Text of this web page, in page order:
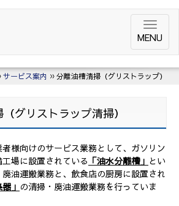
MENU
サービス案内 分離油槽清掃（グリストラップ）
グリストラップ清掃）
様向けのサービス業務として、ガソリン
場に設置されている 「油水分離槽」 とい
油運搬業務と、飲食店の厨房に設置され
」 の清掃・廃油運搬業務を行っていま